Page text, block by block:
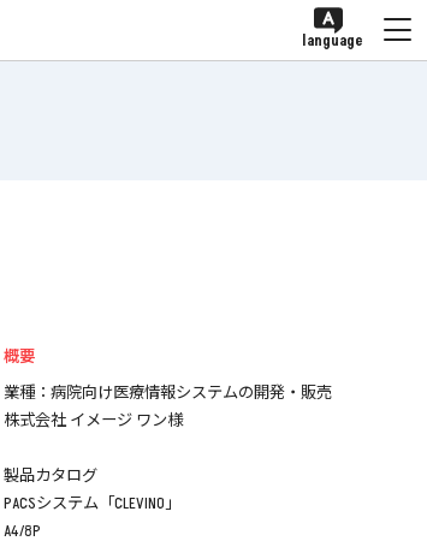
language
概要
業種：病院向け医療情報システムの開発・販売
株式会社 イメージ ワン様
製品カタログ
PACSシステム「CLEVINO」
A4/8P